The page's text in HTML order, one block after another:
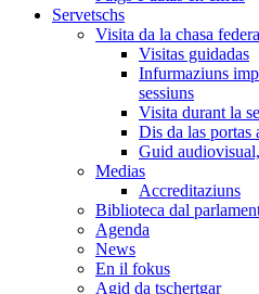
Servetschs
Visita da la chasa
Visitas guidadas
Infurmaziuns
sessiuns
Visita durant la
Dis da las portas
Guid
Medias
Accreditaziuns
Biblioteca dal
Agenda
News
En il fokus
Agid da tschertgar